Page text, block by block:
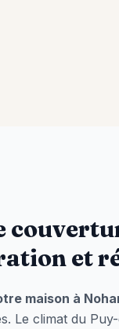
et
maison à
Le climat du